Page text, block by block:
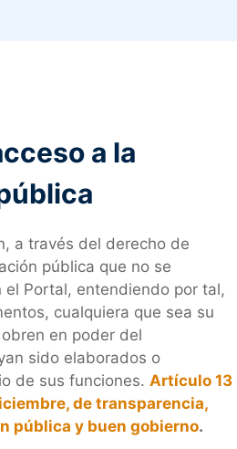
a la
a través del derecho de
pública que no se
Portal, entendiendo por tal,
cualquiera que sea su
en poder del
sido elaborados o
de sus funciones. Artículo 13
de transparencia,
pública y buen gobierno.